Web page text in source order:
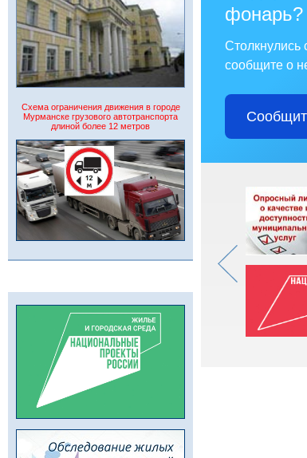
Схема ограничения движения в городе
Мурманске грузового автотранспорта
длиной более 12 метров
фонарь?
сообщите о